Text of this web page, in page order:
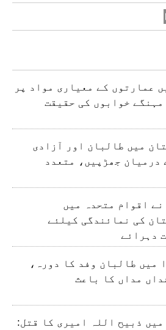
عمارتوں کے معیاری مواد پر
مہنگے خوابوں کی حقیقت
میں طالبان اور آزادی
درمیان جھڑپیں، متعدد
اقوام متحدہ میں
کی نمائندگی کیلئے
دہرائے
میں طالبان وفد کا دورہ،
مداں کا باعث
میں ذبیح اللہ امیری کا قتل: